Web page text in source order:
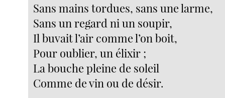
Sans mains tordues, sans une larme,
Sans un regard ni un soupir,
Il buvait l’air comme l’on boit,
Pour oublier, un élixir ;
La bouche pleine de soleil
Comme de vin ou de désir.